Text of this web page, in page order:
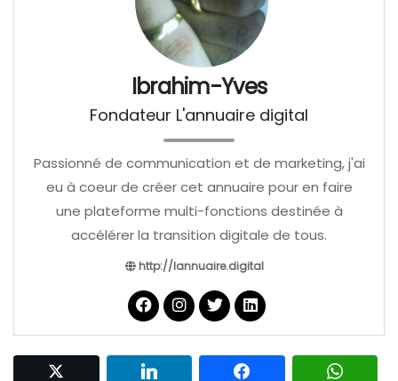
Ibrahim-Yves
Fondateur L'annuaire digital
Passionné de communication et de marketing, j'ai
eu à coeur de créer cet annuaire pour en faire
une plateforme multi-fonctions destinée à
accélérer la transition digitale de tous.
http://lannuaire.digital